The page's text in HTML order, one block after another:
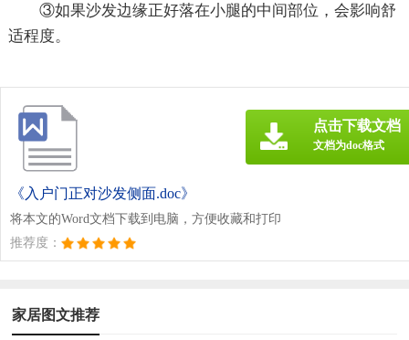
③如果沙发边缘正好落在小腿的中间部位，会影响舒
适程度。
《入户门正对沙发侧面.doc》
将本文的Word文档下载到电脑，方便收藏和打印
推荐度：
点击下载文档
文档为doc格式
家居图文推荐